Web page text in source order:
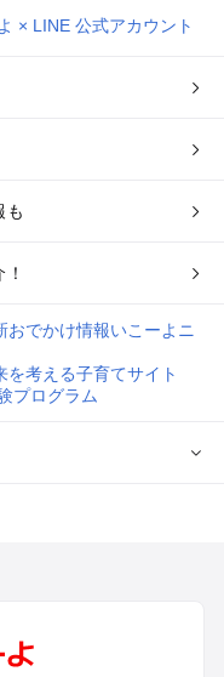
も
ルお出かけ